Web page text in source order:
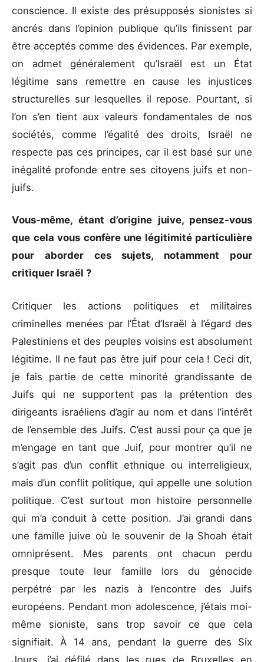
conscience. Il existe des présupposés sionistes si
ancrés dans l’opinion publique qu’ils finissent par
être acceptés comme des évidences. Par exemple,
on admet généralement qu’Israël est un État
légitime sans remettre en cause les injustices
structurelles sur lesquelles il repose. Pourtant, si
l’on s’en tient aux valeurs fondamentales de nos
sociétés, comme l’égalité des droits, Israël ne
respecte pas ces principes, car il est basé sur une
inégalité profonde entre ses citoyens juifs et non-
juifs.
Vous-même, étant d’origine juive, pensez-vous
que cela vous confère une légitimité particulière
pour aborder ces sujets, notamment pour
critiquer Israël ?
Critiquer les actions politiques et militaires
criminelles menées par l’État d’Israël à l’égard des
Palestiniens et des peuples voisins est absolument
légitime. Il ne faut pas être juif pour cela ! Ceci dit,
je fais partie de cette minorité grandissante de
Juifs qui ne supportent pas la prétention des
dirigeants israéliens d’agir au nom et dans l’intérêt
de l’ensemble des Juifs. C’est aussi pour ça que je
m’engage en tant que Juif, pour montrer qu’il ne
s’agit pas d’un conflit ethnique ou interreligieux,
mais d’un conflit politique, qui appelle une solution
politique. C’est surtout mon histoire personnelle
qui m’a conduit à cette position. J’ai grandi dans
une famille juive où le souvenir de la Shoah était
omniprésent. Mes parents ont chacun perdu
presque toute leur famille lors du génocide
perpétré par les nazis à l’encontre des Juifs
européens. Pendant mon adolescence, j’étais moi-
même sioniste, sans trop savoir ce que cela
signifiait. À 14 ans, pendant la guerre des Six
Jours, j’ai défilé dans les rues de Bruxelles en